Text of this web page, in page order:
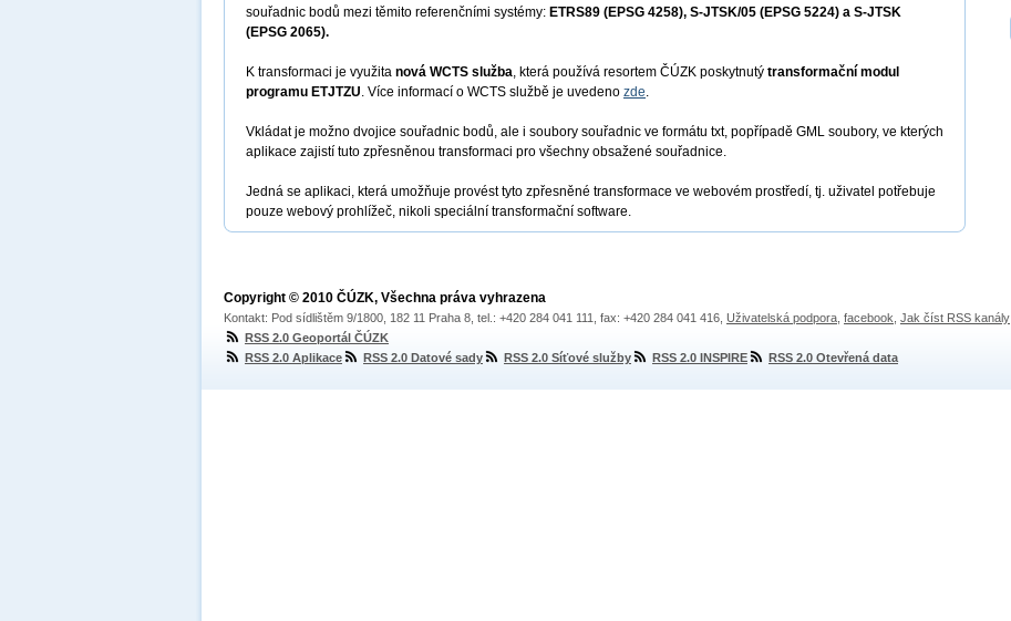
souřadnic bodů mezi těmito referenčními systémy: ETRS89 (EPSG 4258), S-JTSK/05 (EPSG 5224) a S-JTSK
(EPSG 2065).
K transformaci je využita nová WCTS služba, která používá resortem ČÚZK poskytnutý transformační modul
programu ETJTZU. Více informací o WCTS službě je uvedeno zde.
Vkládat je možno dvojice souřadnic bodů, ale i soubory souřadnic ve formátu txt, popřípadě GML soubory, ve kterých
aplikace zajistí tuto zpřesněnou transformaci pro všechny obsažené souřadnice.
Jedná se aplikaci, která umožňuje provést tyto zpřesněné transformace ve webovém prostředí, tj. uživatel potřebuje
pouze webový prohlížeč, nikoli speciální transformační software.
Copyright © 2010 ČÚZK, Všechna práva vyhrazena
Kontakt: Pod sídlištěm 9/1800, 182 11 Praha 8, tel.: +420 284 041 111, fax: +420 284 041 416, Uživatelská podpora facebook Jak číst RSS kanály
RSS 2.0 Geoportál ČÚZK
RSS 2.0 Aplikace
RSS 2.0 Datové sady RSS 2.0 Síťové služby RSS 2.0 INSPIRE RSS 2.0 Otevřená data